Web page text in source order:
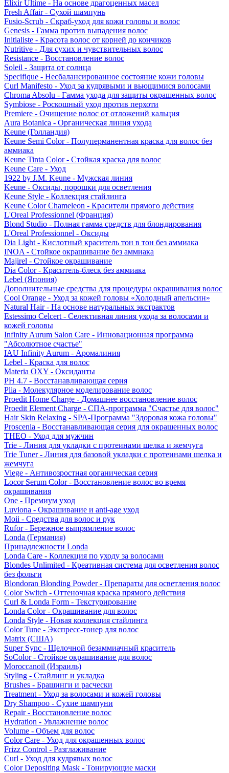
Elixir Ultime - На основе драгоценных масел
Fresh Affair - Сухой шампунь
Fusio-Scrub - Скраб-уход для кожи головы и волос
Genesis - Гамма против выпадения волос
Initialiste - Красота волос от корней до кончиков
Nutritive - Для сухих и чувствительных волос
Resistance - Восстановление волос
Soleil - Защита от солнца
Specifique - Несбалансированное состояние кожи головы
Curl Manifesto - Уход за кудрявыми и вьющимися волосами
Chroma Absolu - Гамма ухода для защиты окрашенных волос
Symbiose - Роскошный уход против перхоти
Premiere - Очищение волос от отложений кальция
Aura Botanica - Органическая линия ухода
Keune (Голландия)
Keune Semi Color - Полуперманентная краска для волос без
аммиака
Keune Tinta Color - Стойкая краска для волос
Keune Care - Уход
1922 by J.M. Keune - Мужская линия
Keune - Оксиды, порошки для осветления
Keune Style - Коллекция стайлинга
Keune Color Chameleon - Красители прямого действия
L'Oreal Professionnel (Франция)
Blond Studio - Полная гамма средств для блондирования
L'Oreal Professionnel - Оксиды
Dia Light - Кислотный краситель тон в тон без аммиака
INOA - Стойкое окрашивание без аммиака
Majirel - Стойкое окрашивание
Dia Color - Краситель-блеск без аммиака
Lebel (Япония)
Дополнительные средства для процедуры окрашивания волос
Cool Orange - Уход за кожей головы «Холодный апельсин»
Natural Hair - На основе натуральных экстрактов
Estessimo Celcert - Селективная линия ухода за волосами и
кожей головы
Infinity Aurum Salon Care - Инновационная программа
"Абсолютное счастье"
IAU Infinity Aurum - Аромалиния
Lebel - Краска для волос
Materia OXY - Оксиданты
PH 4.7 - Восстанавливающая серия
Plia - Молекулярное моделирование волос
Proedit Home Charge - Домашнее восстановление волос
Proedit Element Charge - СПА-программа "Счастье для волос"
Hair Skin Relaxing - SPA-Программа "Здоровая кожа головы"
Proscenia - Восстанавливающая серия для окрашенных волос
THEO - Уход для мужчин
Trie - Линия для укладки с протеинами шелка и жемчуга
Trie Tuner - Линия для базовой укладки с протеинами шелка и
жемчуга
Viege - Антивозростная органическая серия
Locor Serum Color - Восстановление волос во время
окрашивания
One - Премиум уход
Luviona - Окрашивание и anti-age уход
Moii - Средства для волос и рук
Rufor - Бережное выпрямление волос
Londa (Германия)
Принадлежности Londa
Londa Care - Коллекция по уходу за волосами
Blondes Unlimited - Креативная система для осветления волос
без фольги
Blondoran Blonding Powder - Препараты для осветления волос
Color Switch - Оттеночная краска прямого действия
Curl & Londa Form - Текстурирование
Londa Color - Окрашивание для волос
Londa Style - Новая коллекция стайлинга
Color Tune - Экспресс-тонер для волос
Matrix (США)
Super Sync - Щелочной безаммиачный краситель
SoColor - Стойкое окрашивание для волос
Moroccanoil (Израиль)
Styling - Стайлинг и укладка
Brushes - Брашинги и расчески
Treatment - Уход за волосами и кожей головы
Dry Shampoo - Сухие шампуни
Repair - Восстановление волос
Hydration - Увлажнение волос
Volume - Объем для волос
Color Care - Уход для окрашенных волос
Frizz Control - Разглаживание
Curl - Уход для кудрявых волос
Color Depositing Mask - Тонирующие маски